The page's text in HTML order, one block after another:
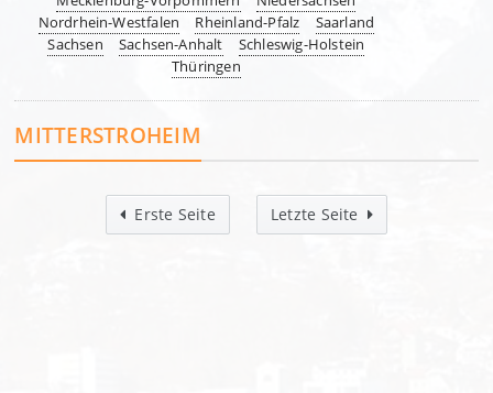
Nordrhein-Westfalen
Rheinland-Pfalz
Saarland
Sachsen
Sachsen-Anhalt
Schleswig-Holstein
Thüringen
MITTERSTROHEIM
Erste Seite Letzte Seite